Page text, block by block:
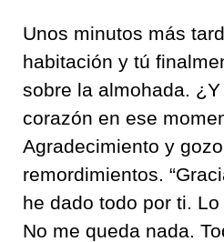
Unos minutos más
habitación y tú
sobre la almohada.
corazón en ese
Agradecimiento y
remordimientos.
he dado todo por ti. Lo
No me queda nada.